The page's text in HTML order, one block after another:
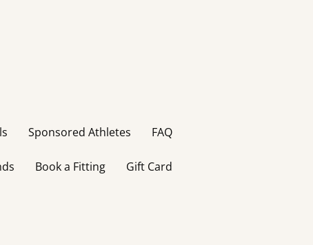
Sponsored Athletes FAQ
Book a Fitting Gift Card